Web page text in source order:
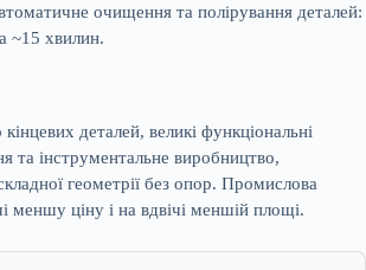
очищення та полірування деталей:
~15 хвилин.
деталей, великі функціональні
та інструментальне виробництво,
геометрії без опор. Промислова
меншу ціну і на вдвічі меншій площі.